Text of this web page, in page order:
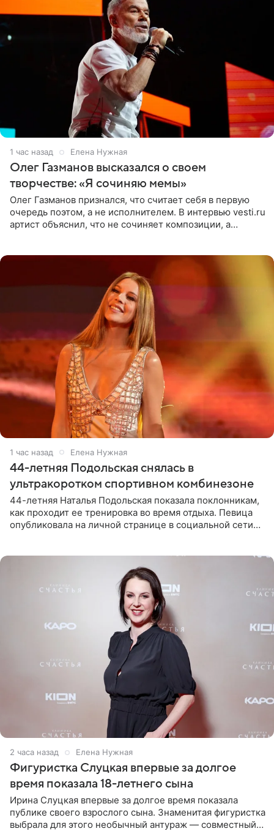
1 час назад Елена Нужная
Олег Газманов высказался о своем
творчестве: «Я сочиняю мемы»
Олег Газманов признался, что считает себя в первую
очередь поэтом, а не исполнителем. В интервью vesti.ru
артист объяснил, что не сочиняет композиции, а
1 час назад Елена Нужная
44-летняя Подольская снялась в
ультракоротком спортивном комбинезоне
44-летняя Наталья Подольская показала поклонникам,
как проходит ее тренировка во время отдыха. Певица
опубликовала на личной странице в социальной сети
2 часа назад Елена Нужная
Фигуристка Слуцкая впервые за долгое
время показала 18-летнего сына
Ирина Слуцкая впервые за долгое время показала
публике своего взрослого сына. Знаменитая фигуристка
выбрала для этого необычный антураж — совместный